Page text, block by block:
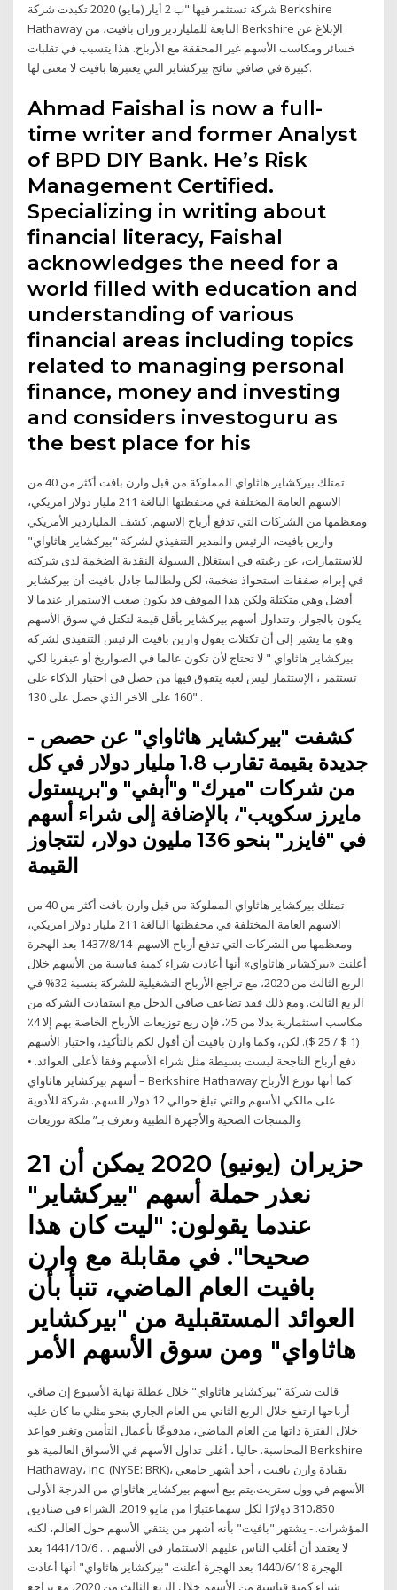
شركة تستثمر فيها "ب 2 أيار (مايو) 2020 تكبدت شركة Berkshire
Hathaway التابعة للملياردير وران بافيت، من Berkshire الإبلاغ عن
خسائر ومكاسب الأسهم غير المحققة مع الأرباح. هذا يتسبب في تقلبات
كبيرة في صافي نتائج بيركشاير التي يعتبرها بافيت لا معنى لها.
Ahmad Faishal is now a full-
time writer and former Analyst
of BPD DIY Bank. He’s Risk
Management Certified.
Specializing in writing about
financial literacy, Faishal
acknowledges the need for a
world filled with education and
understanding of various
financial areas including topics
related to managing personal
finance, money and investing
and considers investoguru as
the best place for his
تمتلك بيركشاير هاثاواي المملوكة من قبل وارن بافت أكثر من 40 من
الاسهم العامة المختلفة في محفظتها البالغة 211 مليار دولار امريكي،
ومعظمها من الشركات التي تدفع أرباح الاسهم. كشف الملياردير الأمريكي
وارين بافيت، الرئيس والمدير التنفيذي لشركة "بيركشاير هاثاواي"
للاستثمارات، عن رغبته في استغلال السيولة النقدية الضخمة لدى شركته
في إبرام صفقات استحواذ ضخمة، لكن ولطالما جادل بافيت أن بيركشاير
أفضل وهي متكتلة ولكن هذا الموقف قد يكون صعب الاستمرار عندما لا
يكون بالجوار، وتتداول أسهم بيركشاير بأقل قيمة لتكتل في سوق الأسهم
وهو ما يشير إلى أن تكتلات يقول وارين بافيت الرئيس التنفيدي لشركة
بيركشاير هاثاواي " لا تحتاج لأن تكون عالما في الصواريخ أو عبقريا لكي
تستثمر ، الإستثمار ليس لعبة يتفوق فيها من حصل في اختبار الذكاء على
160 على الآخر الذي حصل على 130" .
- كشفت "بيركشاير هاثاواي" عن حصص
جديدة بقيمة تقارب 1.8 مليار دولار في كل
من شركات "ميرك" و"أبفي" و"بريستول
مايرز سكويب"، بالإضافة إلى شراء أسهم
في "فايزر" بنحو 136 مليون دولار، لتتجاوز
القيمة
تمتلك بيركشاير هاثاواي المملوكة من قبل وارن بافت أكثر من 40 من
الاسهم العامة المختلفة في محفظتها البالغة 211 مليار دولار امريكي،
ومعظمها من الشركات التي تدفع أرباح الاسهم. 14‏‏/8‏‏/1437 بعد الهجرة
أعلنت «بيركشاير هاثاواي» أنها أعادت شراء كمية قياسية من الأسهم خلال
الربع الثالث من 2020، مع تراجع الأرباح التشغيلية للشركة بنسبة 32% في
الربع الثالث. ومع ذلك فقد تضاعف صافي الدخل مع استفادت الشركة من
مكاسب استثمارية بدلا من 5٪، فإن ريع توزيعات الأرباح الخاصة بهم إلا 4٪
(1 $ / 25 $). لكن، وكما وارن بافيت أن أقول لكم بالتأكيد، واختيار الأسهم
دفع أرباح الناجحة ليست بسيطة مثل شراء الأسهم وفقا لأعلى العوائد. •
أسهم بيركشاير هاثاواي – Berkshire Hathaway كما أنها توزع الأرباح
على مالكي الأسهم والتي تبلغ حوالي 12 دولار للسهم. شركة للأدوية
والمنتجات الصحية والأجهزة الطبية وتعرف بـ” ملكة توزيعات
21 حزيران (يونيو) 2020 يمكن أن
نعذر حملة أسهم "بيركشاير"
عندما يقولون: "ليت كان هذا
صحيحا". في مقابلة مع وارن
بافيت العام الماضي، تنبأ بأن
العوائد المستقبلية من "بيركشاير
هاثاواي" ومن سوق الأسهم الأمر
قالت شركة "بيركشاير هاثاواي" خلال عطلة نهاية الأسبوع إن صافي
أرباحها ارتفع خلال الربع الثاني من العام الجاري بنحو مثلي ما كان عليه
خلال الفترة ذاتها من العام الماضي، مدفوعًا بأعمال التأمين وتغير قواعد
المحاسبة. حاليا ، أغلى تداول الأسهم في الأسواق العالمية هو Berkshire
Hathaway، Inc. (NYSE: BRK)، بقيادة وارن بافيت ، أحد أشهر جامعي
الأسهم في وول ستريت.يتم بيع أسهم بيركشاير هاثاواي من الدرجة الأولى
310،850 دولارًا لكل سهماعتبارًا من مايو 2019. الشراء في صناديق
المؤشرات. - يشتهر "بافيت" بأنه أشهر من ينتقي الأسهم حول العالم، لكنه
لا يعتقد أن أغلب الناس عليهم الاستثمار في الأسهم … 6‏‏/10‏‏/1441 بعد
الهجرة 18‏‏/6‏‏/1440 بعد الهجرة أعلنت "بيركشاير هاثاواي" أنها أعادت
شراء كمية قياسية من الأسهم خلال الربع الثالث من 2020، مع تراجع